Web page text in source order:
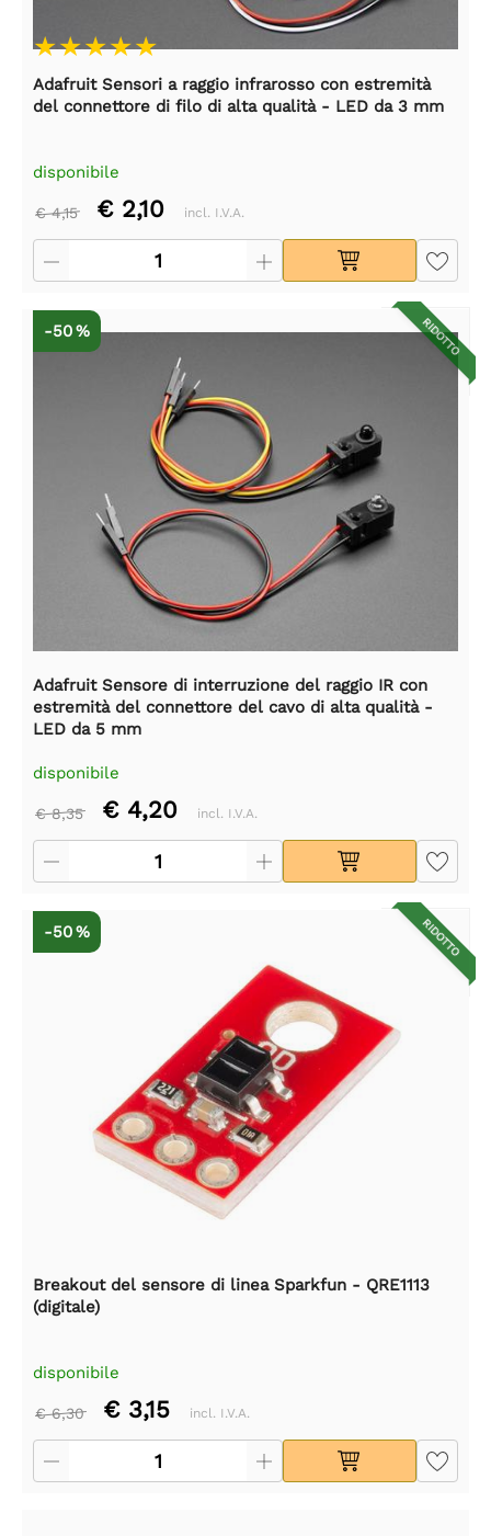
Adafruit Sensori a raggio infrarosso con estremità
del connettore di filo di alta qualità - LED da 3 mm
disponibile
€ 4,15 € 2,10 incl. I.V.A.
RIDOTTO
-50 %
Adafruit Sensore di interruzione del raggio IR con
estremità del connettore del cavo di alta qualità -
LED da 5 mm
disponibile
€ 8,35 € 4,20 incl. I.V.A.
RIDOTTO
-50 %
Breakout del sensore di linea Sparkfun - QRE1113
(digitale)
disponibile
€ 6,30 € 3,15 incl. I.V.A.